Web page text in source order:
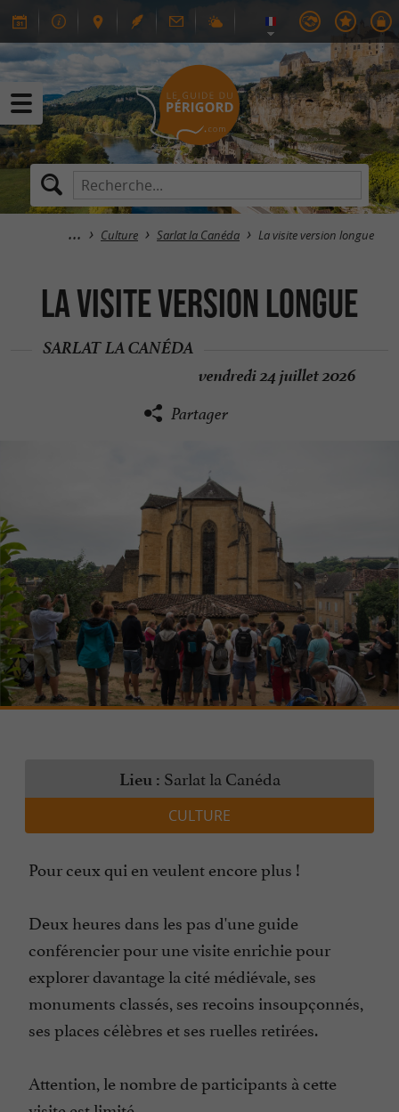
Culture Sarlat la Canéda La visite version longue
La visite version longue
SARLAT LA CANÉDA
vendredi 24 juillet 2026
Partager
Lieu : Sarlat la Canéda
CULTURE
Pour ceux qui en veulent encore plus !
Deux heures dans les pas d'une guide
conférencier pour une visite enrichie pour
explorer davantage la cité médiévale, ses
monuments classés, ses recoins insoupçonnés,
ses places célèbres et ses ruelles retirées.
Attention, le nombre de participants à cette